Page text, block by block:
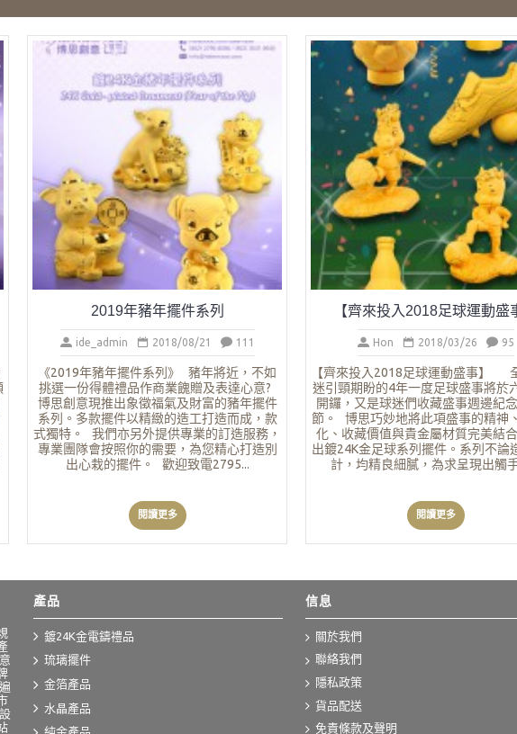
2019年豬年擺件系列
ide_admin 2018/08/21 111
《2019年豬年擺件系列》 豬年將近，不如
挑選一份得體禮品作商業餽贈及表達心意?
博思創意現推出象徵福氣及財富的豬年擺件
系列。多款擺件以精緻的造工打造而成，款
式獨特。 我們亦另外提供專業的訂造服務，
專業團隊會按照你的需要，為您精心打造別
出心栽的擺件。 歡迎致電2795...
閱讀更多
【齊來投入2018足球運動盛
Hon 2018/03/26 95
【齊來投入2018足球運動盛事】
迷引頸期盼的4年一度足球盛事將於
開鑼，又是球迷們收藏盛事週邊紀
節。 博思巧妙地將此項盛事的精神
化、收藏價值與貴金屬材質完美結
出鍍24K金足球系列擺件。系列不論
計，均精良細膩，為求呈現出觸
閱讀更多
產品
鍍24K金電鑄禮品
琉璃擺件
金箔產品
水晶產品
純金產品
信息
關於我們
聯絡我們
隱私政策
貨品配送
免責條款及聲明